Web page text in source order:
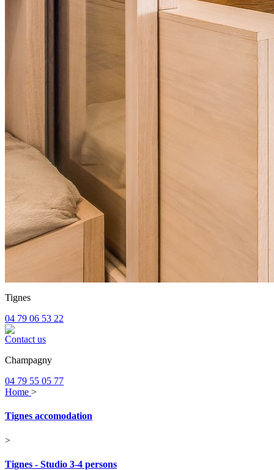
Tignes
04 79 06 53 22
Contact us
Champagny
04 79 55 05 77
Home >
Tignes accomodation
>
Tignes - Studio 3-4 persons